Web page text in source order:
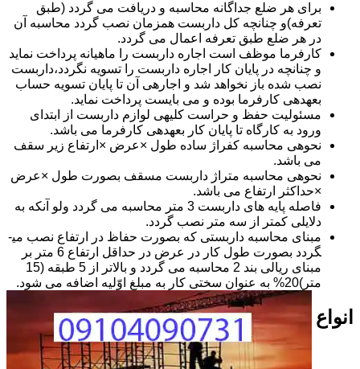
برای هر ضلع جداگانه محاسبه و دریافت می گردد (طبق
تعرفه)و چنانچه کل داربست همزمان نصب گردد محاسبه آن
در هر ضلع طبق تعرفه اعمال می گردد.
کارفرما موظف است اجاره داربست را ماهیانه پرداخت نماید
و چنانچه در پایان کار اجاره داربست را تسویه نگردد،داربست
نصب شده باز نخواهد شد و اجاره­ی آن تا پایان تسویه حساب
بعهده­ی کارفرما بوده و می بایست پرداخت نماید.
مسئولیت حفظ و حراست کلیه­ی لوازم داربست از ابتدای
ورود به کارگاه تا پایان کار بعهده­ی کارفرما می باشد.
نحوه­ی محاسبه کفراژ ساده طول ×عرض ×ارتفاع زیر سقف
می باشد.
نحوه­ی محاسبه متراژ داربست مسقف بصورت طول ×عرض
×حداکثر ارتفاع می باشد.
فاصله پایه های داربست 3 متر محاسبه می گردد ولو آنکه به
دلایلی کمتر از سه متر نصب گردد.
مبنای محاسبه داربستی که بصورت حفاظ در ارتفاع نصب می­
گردد بصورت طول کار در عرض در حداقل ارتفاع 6 متر بر
مبنای ریالی بند 2 محاسبه می گردد و بالاتر از 5 طبقه (15
متر)20% به عنوان سختی کار به مبلغ اوّلیه اضافه می شود.
انواع